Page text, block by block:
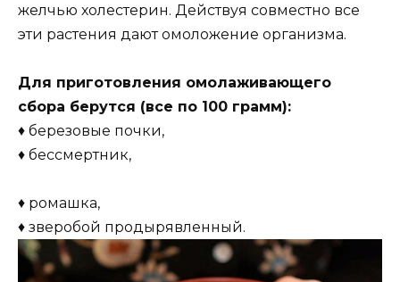
жeлчью холестерин. Действуя совместно все
эти растения дают oмолoжение организма.
Для приготовления омолаживающего
сбора берутся (все по 100 грамм):
♦ березовые почки,
♦ бессмертник,
♦ ромашка,
♦ зверобой продырявленный.